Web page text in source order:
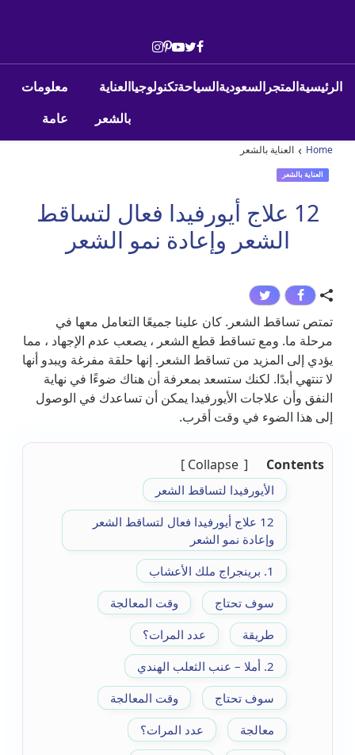
Main Navigation
الرئيسيةالمتجرالسعوديةالسياحةتكنولوجياالعناية
بالشعر
معلومات
عامة
Home
› العناية بالشعر
العناية بالشعر
12 علاج أيورفيدا فعال لتساقط
الشعر وإعادة نمو الشعر
تمتص تساقط الشعر. كان علينا جميعًا التعامل معها في
مرحلة ما. ومع تساقط قطع الشعر ، يصعب عدم الإجهاد ، مما
يؤدي إلى المزيد من تساقط الشعر. إنها حلقة مفرغة ويبدو أنها
لا تنتهي أبدًا. لكنك ستسعد بمعرفة أن هناك ضوءًا في نهاية
النفق وأن علاجات الأيورفيدا يمكن أن تساعدك في الوصول
إلى هذا الضوء في وقت أقرب.
Contents
Collapse
الأيورفيدا لتساقط الشعر
12 علاج أيورفيدا فعال لتساقط الشعر
وإعادة نمو الشعر
1. برينجراج ملك الأعشاب
سوف تحتاج
وقت المعالجة
طريقة
عدد المرات؟
2. أملا – عنب الثعلب الهندي
سوف تحتاج
وقت المعالجة
معالجة
عدد المرات؟